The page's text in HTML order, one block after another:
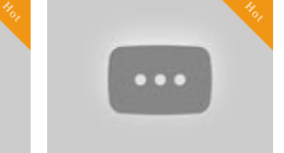
Hot Hot